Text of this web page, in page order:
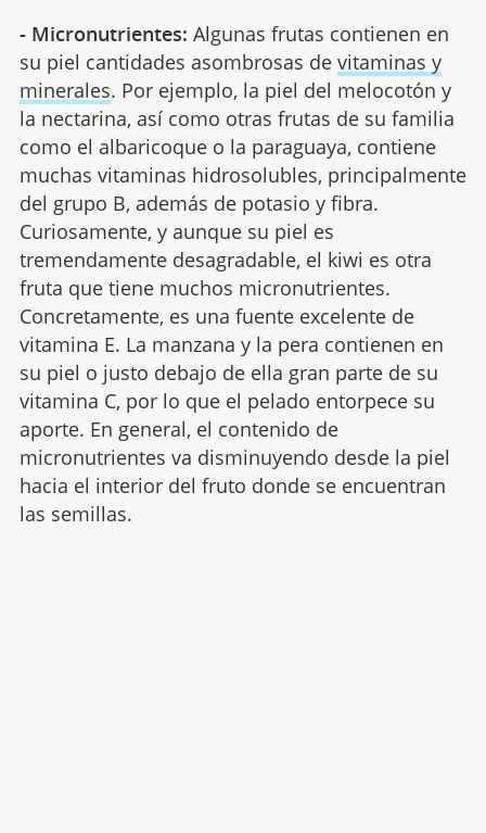
- Micronutrientes: Algunas frutas contienen en
su piel cantidades asombrosas de vitaminas y
minerales. Por ejemplo, la piel del melocotón y
la nectarina, así como otras frutas de su familia
como el albaricoque o la paraguaya, contiene
muchas vitaminas hidrosolubles, principalmente
del grupo B, además de potasio y fibra.
Curiosamente, y aunque su piel es
tremendamente desagradable, el kiwi es otra
fruta que tiene muchos micronutrientes.
Concretamente, es una fuente excelente de
vitamina E. La manzana y la pera contienen en
su piel o justo debajo de ella gran parte de su
vitamina C, por lo que el pelado entorpece su
aporte. En general, el contenido de
micronutrientes va disminuyendo desde la piel
hacia el interior del fruto donde se encuentran
las semillas.